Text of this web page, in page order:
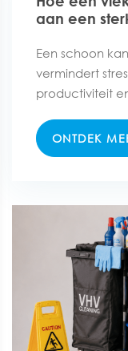
aan een
Een schoon
vermindert
productiviteit
ONTDEK